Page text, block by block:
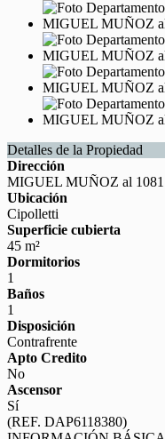
Detalles de la Propiedad
Dirección
MIGUEL MUÑOZ al 1081
Ubicación
Cipolletti
Superficie cubierta
45 m²
Dormitorios
1
Baños
1
Disposición
Contrafrente
Apto Credito
No
Ascensor
Sí
(REF. DAP6118380)